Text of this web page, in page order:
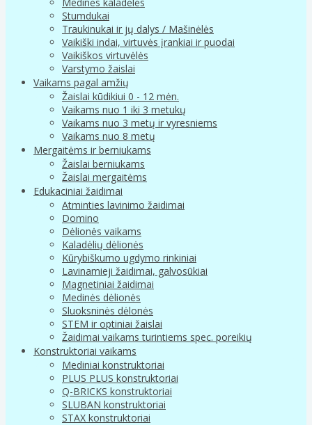
Stumdukai
Traukinukai ir jų dalys / Mašinėlės
Vaikiški indai, virtuvės įrankiai ir puodai
Vaikiškos virtuvėlės
Varstymo žaislai
Vaikams pagal amžių
Žaislai kūdikiui 0 - 12 mėn.
Vaikams nuo 1 iki 3 metukų
Vaikams nuo 3 metų ir vyresniems
Vaikams nuo 8 metų
Mergaitėms ir berniukams
Žaislai berniukams
Žaislai mergaitėms
Edukaciniai žaidimai
Atminties lavinimo žaidimai
Domino
Dėlionės vaikams
Kaladėlių dėlionės
Kūrybiškumo ugdymo rinkiniai
Lavinamieji žaidimai, galvosūkiai
Magnetiniai žaidimai
Medinės dėlionės
Sluoksninės dėlonės
STEM ir optiniai žaislai
Žaidimai vaikams turintiems spec. poreikių
Konstruktoriai vaikams
Mediniai konstruktoriai
PLUS PLUS konstruktoriai
Q-BRICKS konstruktoriai
SLUBAN konstruktoriai
STAX konstruktoriai